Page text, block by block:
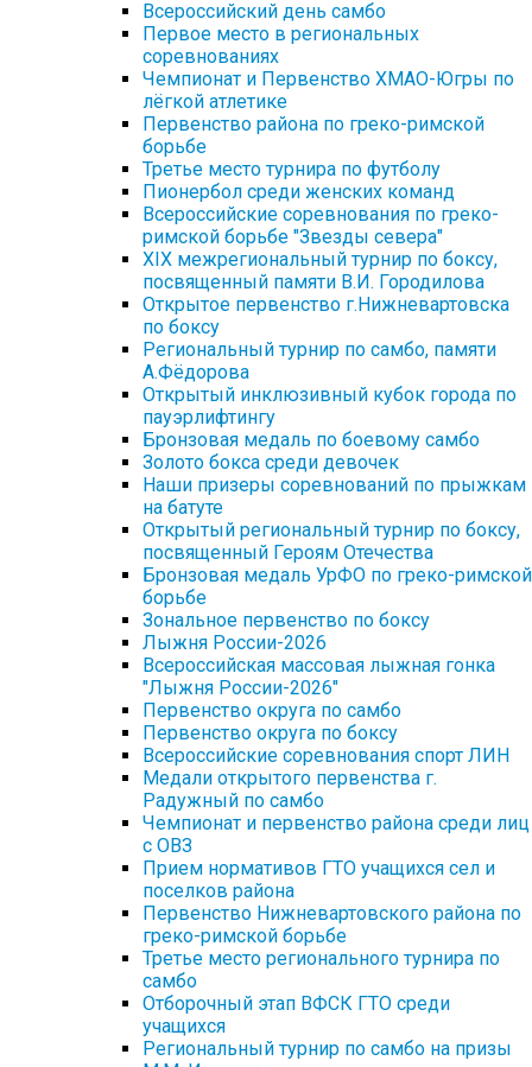
Всероссийский день самбо
Первое место в региональных
соревнованиях
Чемпионат и Первенство ХМАО-Югры по
лёгкой атлетике
Первенство района по греко-римской
борьбе
Третье место турнира по футболу
Пионербол среди женских команд
Всероссийские соревнования по греко-
римской борьбе "Звезды севера"
XIX межрегиональный турнир по боксу,
посвященный памяти В.И. Городилова
Открытое первенство г.Нижневартовска
по боксу
Региональный турнир по самбо, памяти
А.Фёдорова
Открытый инклюзивный кубок города по
пауэрлифтингу
Бронзовая медаль по боевому самбо
Золото бокса среди девочек
Наши призеры соревнований по прыжкам
на батуте
Открытый региональный турнир по боксу,
посвященный Героям Отечества
Бронзовая медаль УрФО по греко-римской
борьбе
Зональное первенство по боксу
Лыжня России-2026
Всероссийская массовая лыжная гонка
"Лыжня России-2026"
Первенство округа по самбо
Первенство округа по боксу
Всероссийские соревнования спорт ЛИН
Медали открытого первенства г.
Радужный по самбо
Чемпионат и первенство района среди лиц
с ОВЗ
Прием нормативов ГТО учащихся сел и
поселков района
Первенство Нижневартовского района по
греко-римской борьбе
Третье место регионального турнира по
самбо
Отборочный этап ВФСК ГТО среди
учащихся
Региональный турнир по самбо на призы